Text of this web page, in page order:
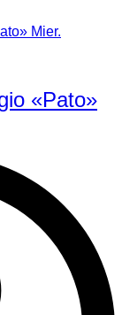
«Pato»